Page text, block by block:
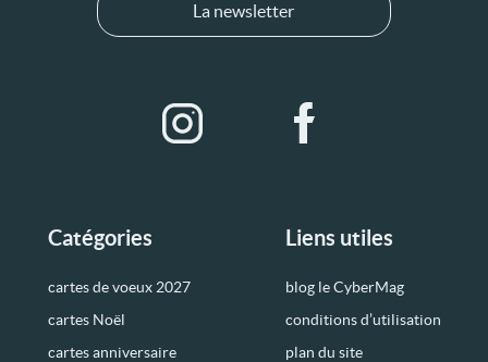
Catégories
cartes de voeux 2027
cartes Noël
cartes anniversaire
Liens utiles
blog le CyberMag
conditions d’utilisation
plan du site
La newsletter